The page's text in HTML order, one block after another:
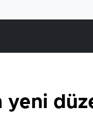
yeni